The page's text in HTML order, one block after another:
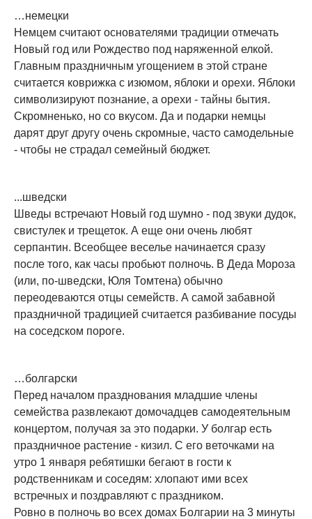
…немецки
Немцем считают основателями традиции отмечать
Новый год или Рождество под наряженной елкой.
Главным праздничным угощением в этой стране
считается коврижка с изюмом, яблоки и орехи. Яблоки
символизируют познание, а орехи - тайны бытия.
Скромненько, но со вкусом. Да и подарки немцы
дарят друг другу очень скромные, часто самодельные
- чтобы не страдал семейный бюджет.
...шведски
Шведы встречают Новый год шумно - под звуки дудок,
свистулек и трещеток. А еще они очень любят
серпантин. Всеобщее веселье начинается сразу
после того, как часы пробьют полночь. В Деда Мороза
(или, по-шведски, Юля Томтена) обычно
переодеваются отцы семейств. А самой забавной
праздничной традицией считается разбивание посуды
на соседском пороге.
…болгарски
Перед началом празднования младшие члены
семейства развлекают домочадцев самодеятельным
концертом, получая за это подарки. У болгар есть
праздничное растение - кизил. С его веточками на
утро 1 января ребятишки бегают в гости к
родственникам и соседям: хлопают ими всех
встречных и поздравляют с праздником.
Ровно в полночь во всех домах Болгарии на 3 минуты